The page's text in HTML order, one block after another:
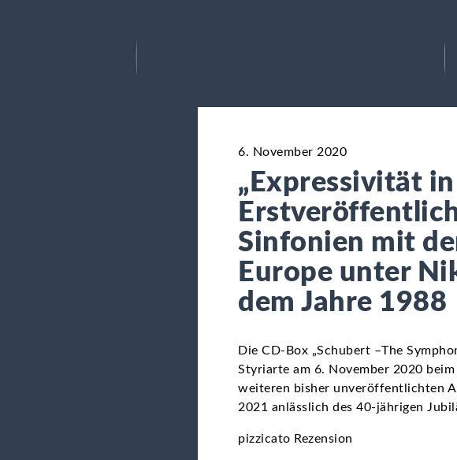
6. November 2020
„Expressivität
Sinfonien mit
Europe unter
dem Jahre 1988
Die CD-Box „Schubert –The
Styriarte am 6. November 2020
weiteren bisher unveröffentlichten
2021 anlässlich des 40-jährigen
pizzicato Rezension